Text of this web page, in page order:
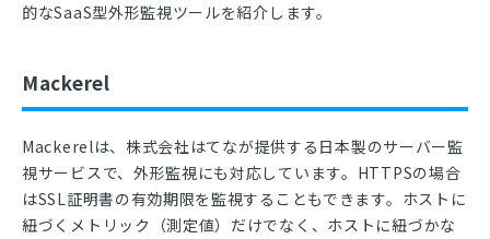
的なSaaS型外形監視ツールを紹介します。
Mackerel
Mackerelは、株式会社はてなが提供する日本製のサーバー監
視サービスで、外形監視にも対応しています。HTTPSの場合
はSSL証明書の有効期限を監視することもできます。ホストに
紐づくメトリック（測定値）だけでなく、ホストに紐づかな